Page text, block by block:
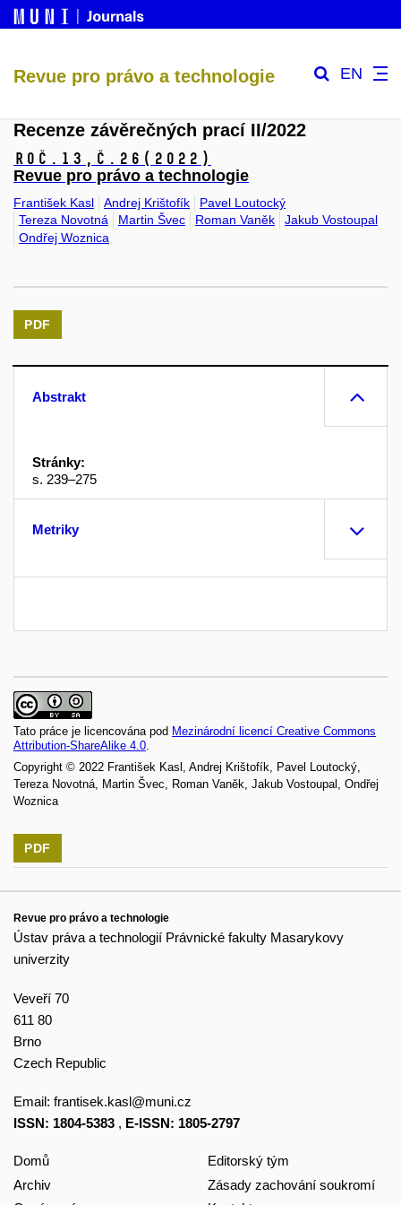
Revue pro právo a technologie EN
Recenze závěrečných prací II/2022
Roč.13, č.26 (2022)
Revue pro právo a technologie
František Kasl Andrej Krištofík
Pavel Loutocký
Tereza Novotná
Martin Švec Roman Vaněk
Jakub Vostoupal
Ondřej Woznica
PDF
Abstrakt
Stránky:
s. 239–275
Metriky
Tato práce je licencována pod Mezinárodní licencí Creative Commons
Attribution-ShareAlike 4.0.
Copyright © 2022 František Kasl, Andrej Krištofík, Pavel Loutocký,
Tereza Novotná, Martin Švec, Roman Vaněk, Jakub Vostoupal, Ondřej
Woznica
PDF
Revue pro právo a technologie
Ústav práva a technologií Právnické fakulty Masarykovy
univerzity
Veveří 70
611 80
Brno
Czech Republic
Email: frantisek.kasl@muni.cz
ISSN: 1804-5383 , E-ISSN: 1805-2797
Domů
Archiv
Editorský tým
Zásady zachování soukromí